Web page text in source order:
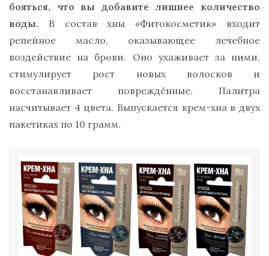
бояться, что вы добавите лишнее количество
воды. В состав хны «Фитокосметик» входит
репейное масло, оказывающее лечебное
воздействие на брови. Оно ухаживает за ними,
стимулирует рост новых волосков и
восстанавливает повреждённые. Палитра
насчитывает 4 цвета. Выпускается крем-хна в двух
пакетиках по 10 грамм.